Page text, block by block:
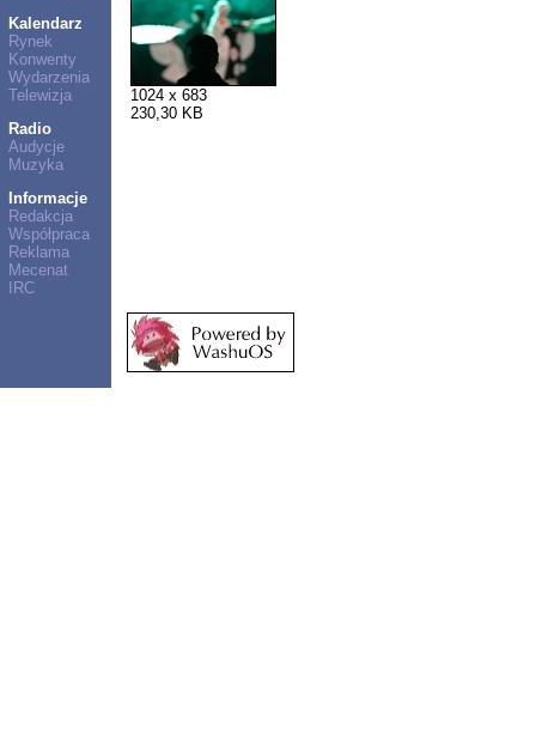
Kalendarz
Rynek
Konwenty
Wydarzenia
Telewizja
Radio
Audycje
Muzyka
Informacje
Redakcja
Współpraca
Reklama
Mecenat
IRC
1024 x 683
230,30 KB